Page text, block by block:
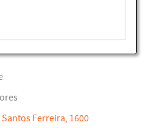
Santos Ferreira, 1600